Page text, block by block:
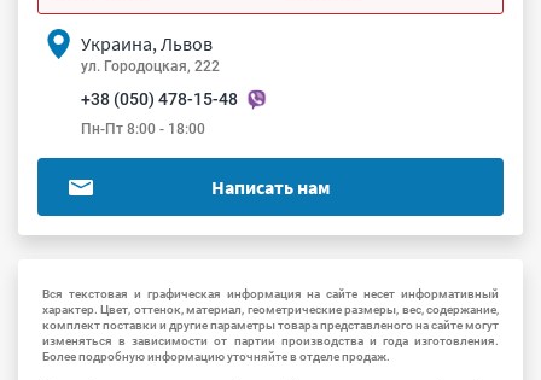
Украина, Львов
ул. Городоцкая, 222
+38 (050) 478-15-48
Пн-Пт 8:00 - 18:00
Написать нам
Вся текстовая и графическая информация на сайте несет информативный
характер. Цвет, оттенок, материал, геометрические размеры, вес, содержание,
комплект поставки и другие параметры товара представленого на сайте могут
изменяться в зависимости от партии производства и года изготовления.
Более подробную информацию уточняйте в отделе продаж.